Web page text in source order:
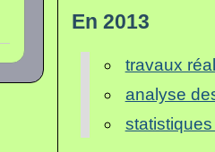
En 2013
travaux
analyse